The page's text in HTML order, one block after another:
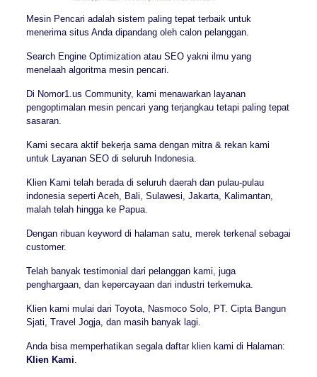
Mesin Pencari adalah sistem paling tepat terbaik untuk
menerima situs Anda dipandang oleh calon pelanggan.
Search Engine Optimization atau SEO yakni ilmu yang
menelaah algoritma mesin pencari.
Di Nomor1.us Community, kami menawarkan layanan
pengoptimalan mesin pencari yang terjangkau tetapi paling tepat
sasaran.
Kami secara aktif bekerja sama dengan mitra & rekan kami
untuk Layanan SEO di seluruh Indonesia.
Klien Kami telah berada di seluruh daerah dan pulau-pulau
indonesia seperti Aceh, Bali, Sulawesi, Jakarta, Kalimantan,
malah telah hingga ke Papua.
Dengan ribuan keyword di halaman satu, merek terkenal sebagai
customer.
Telah banyak testimonial dari pelanggan kami, juga
penghargaan, dan kepercayaan dari industri terkemuka.
Klien kami mulai dari Toyota, Nasmoco Solo, PT. Cipta Bangun
Sjati, Travel Jogja, dan masih banyak lagi.
Anda bisa memperhatikan segala daftar klien kami di Halaman:
Klien Kami